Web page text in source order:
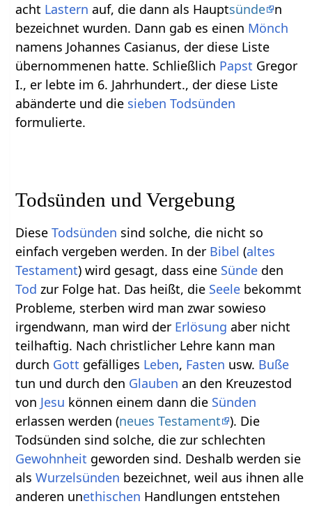
acht Lastern auf, die dann als Hauptsünde n
bezeichnet wurden. Dann gab es einen Mönch
namens Johannes Casianus, der diese Liste
übernommenen hatte. Schließlich Papst Gregor
I., er lebte im 6. Jahrhundert., der diese Liste
abänderte und die sieben Todsünden
formulierte.
Todsünden und Vergebung
DieseTodsünden sind solche, die nicht so
einfach vergeben werden. In der Bibel (altes
Testament) wird gesagt, dass eine Sünde den
Tod zur Folge hat. Das heißt, die Seele bekommt
Probleme, sterben wird man zwar sowieso
irgendwann, man wird der Erlösung aber nicht
teilhaftig. Nach christlicher Lehre kann man
durch Gott gefälliges Leben, Fasten usw. Buße
tun und durch den Glauben an den Kreuzestod
von Jesu können einem dann die Sünden
erlassen werden (neues Testament ). Die
Todsünden sind solche, die zur schlechten
Gewohnheit geworden sind. Deshalb werden sie
alsWurzelsünden bezeichnet, weil aus ihnen alle
anderen unethischen Handlungen entstehen